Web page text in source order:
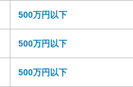
500万円以下
500万円以下
500万円以下